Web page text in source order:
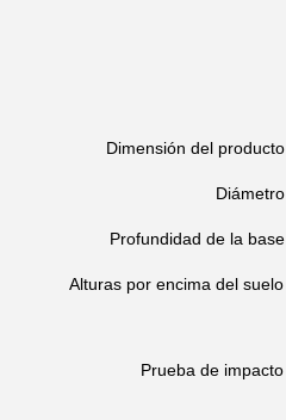
Dimensión del producto
Diámetro
Profundidad de la base
Alturas por encima del suelo
Prueba de impacto